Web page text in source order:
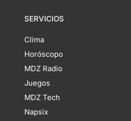
SERVICIOS
Clima
Horóscopo
MDZ Radio
Juegos
MDZ Tech
Napsix